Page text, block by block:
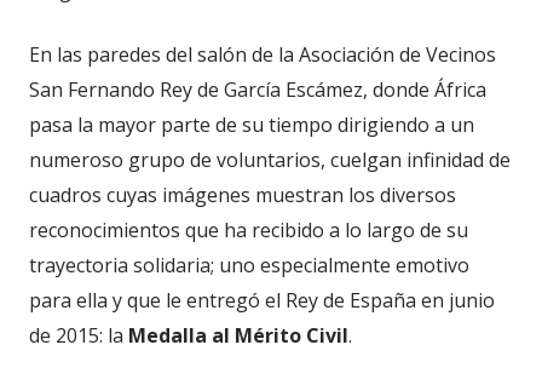
En las paredes del salón de la Asociación de Vecinos
San Fernando Rey de García Escámez, donde África
pasa la mayor parte de su tiempo dirigiendo a un
numeroso grupo de voluntarios, cuelgan infinidad de
cuadros cuyas imágenes muestran los diversos
reconocimientos que ha recibido a lo largo de su
trayectoria solidaria; uno especialmente emotivo
para ella y que le entregó el Rey de España en junio
de 2015: la Medalla al Mérito Civil.